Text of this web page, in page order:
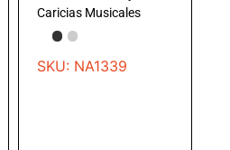
Caricias Musicales
SKU: NA1339